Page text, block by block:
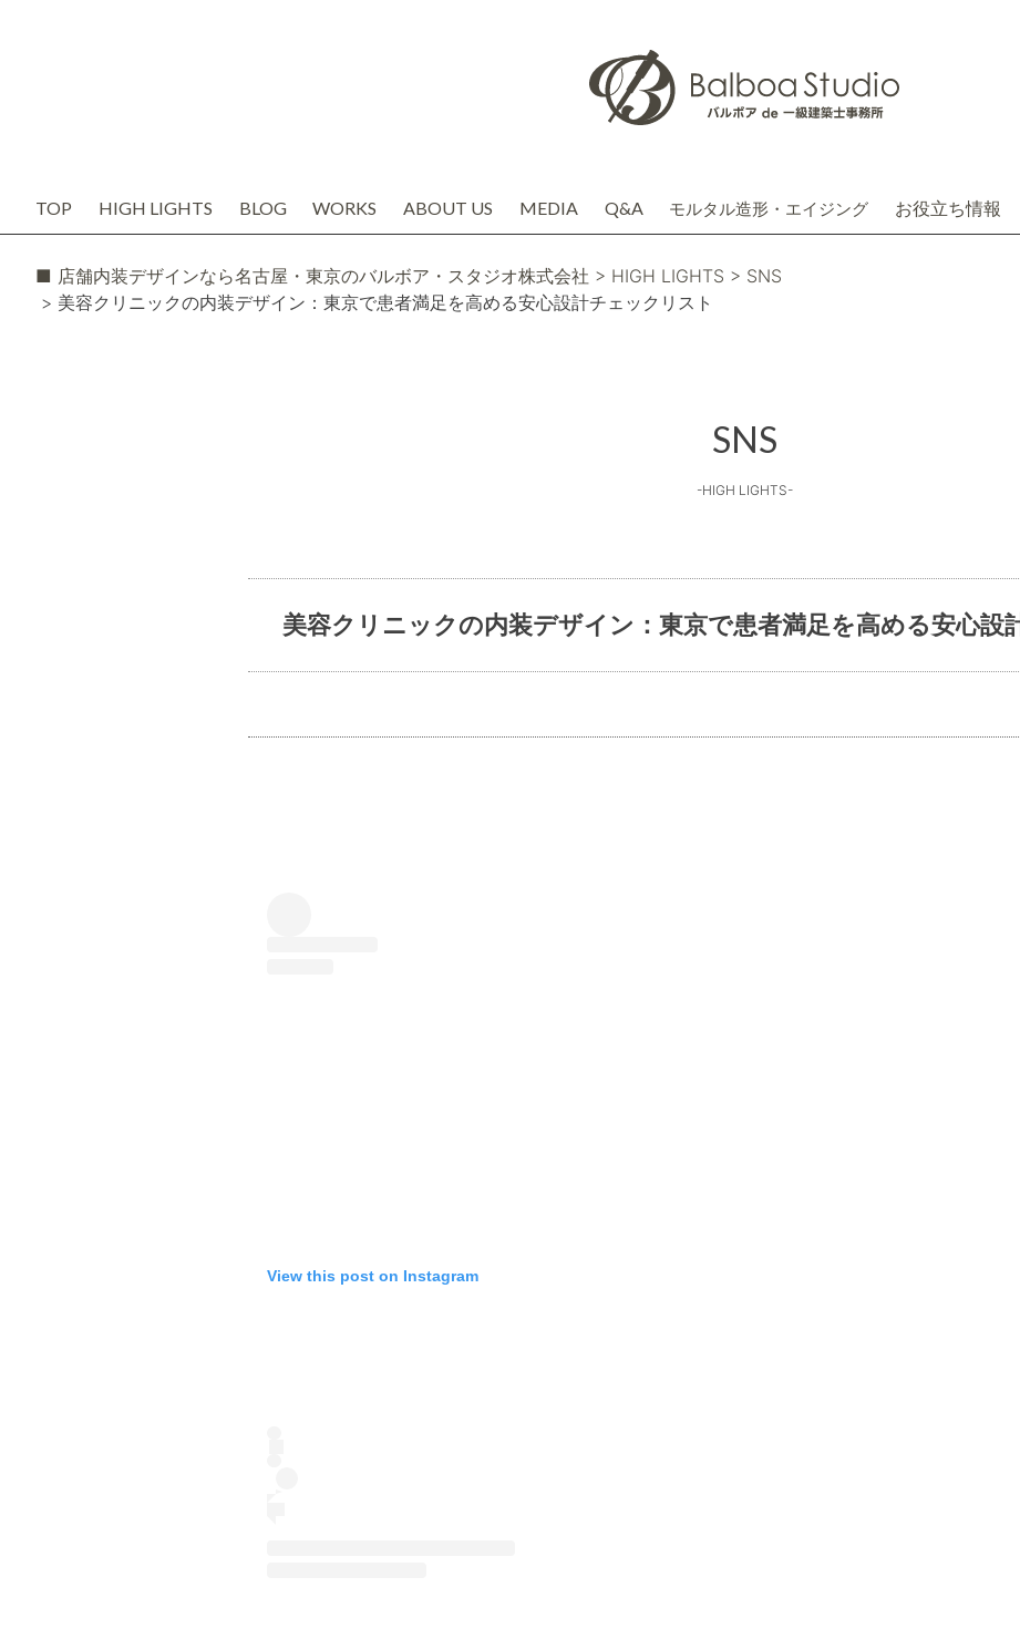
TOP HIGH LIGHTS BLOG WORKS ABOUT US MEDIA Q&A モルタル造形・エイジング お役立ち情報
■ 店舗内装デザインなら名古屋・東京のバルボア・スタジオ株式会社 > HIGH LIGHTS > SNS
> 美容クリニックの内装デザイン：東京で患者満足を高める安心設計チェックリスト
SNS
-HIGH LIGHTS-
美容クリニックの内装デザイン：東京で患者満足を高める安心設
View this post on Instagram